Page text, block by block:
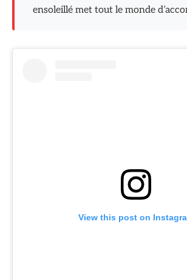
ensoleillé met tout le monde
View this post on